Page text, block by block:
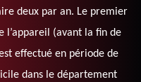
deux par an. Le premier
l’appareil (avant la fin de
effectué en période de
dans le département